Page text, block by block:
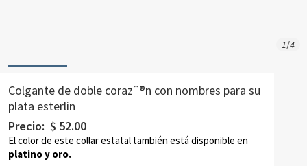
1/4
Colgante de doble coraz¨®n con nombres para su
plata esterlin
Precio: $ 52.00
El color de este collar estatal también está disponible en
platinoy oro.